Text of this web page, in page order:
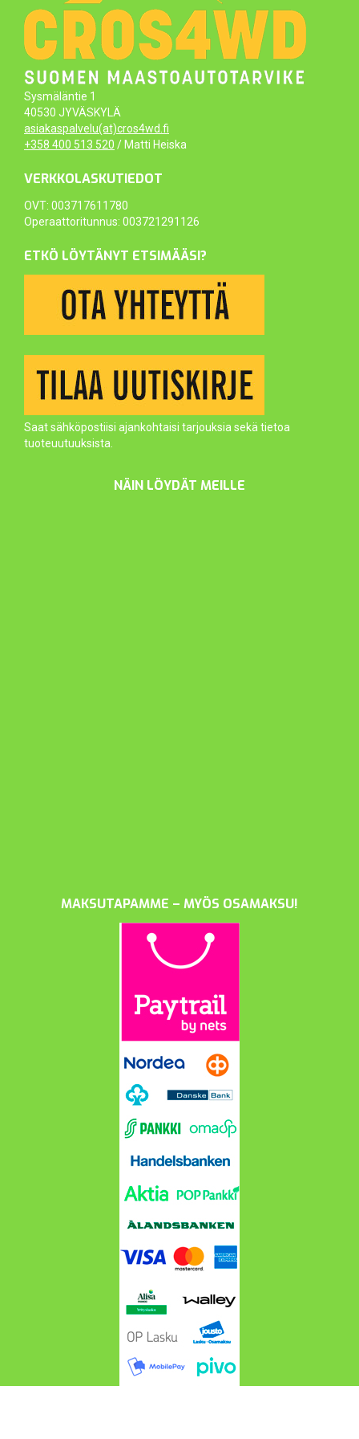
Sysmäläntie 1
40530 JYVÄSKYLÄ
asiakaspalvelu(at)cros4wd.fi
+358 400 513 520 / Matti Heiska
VERKKOLASKUTIEDOT
OVT: 003717611780
Operaattoritunnus: 003721291126
ETKÖ LÖYTÄNYT ETSIMÄÄSI?
Saat sähköpostiisi ajankohtaisi tarjouksia sekä tietoa
tuoteuutuuksista.
NÄIN LÖYDÄT MEILLE
MAKSUTAPAMME – MYÖS OSAMAKSU!